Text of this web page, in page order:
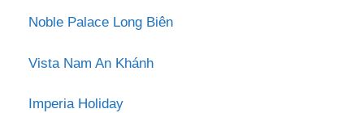
Noble Palace Long Biên
Vista Nam An Khánh
Imperia Holiday